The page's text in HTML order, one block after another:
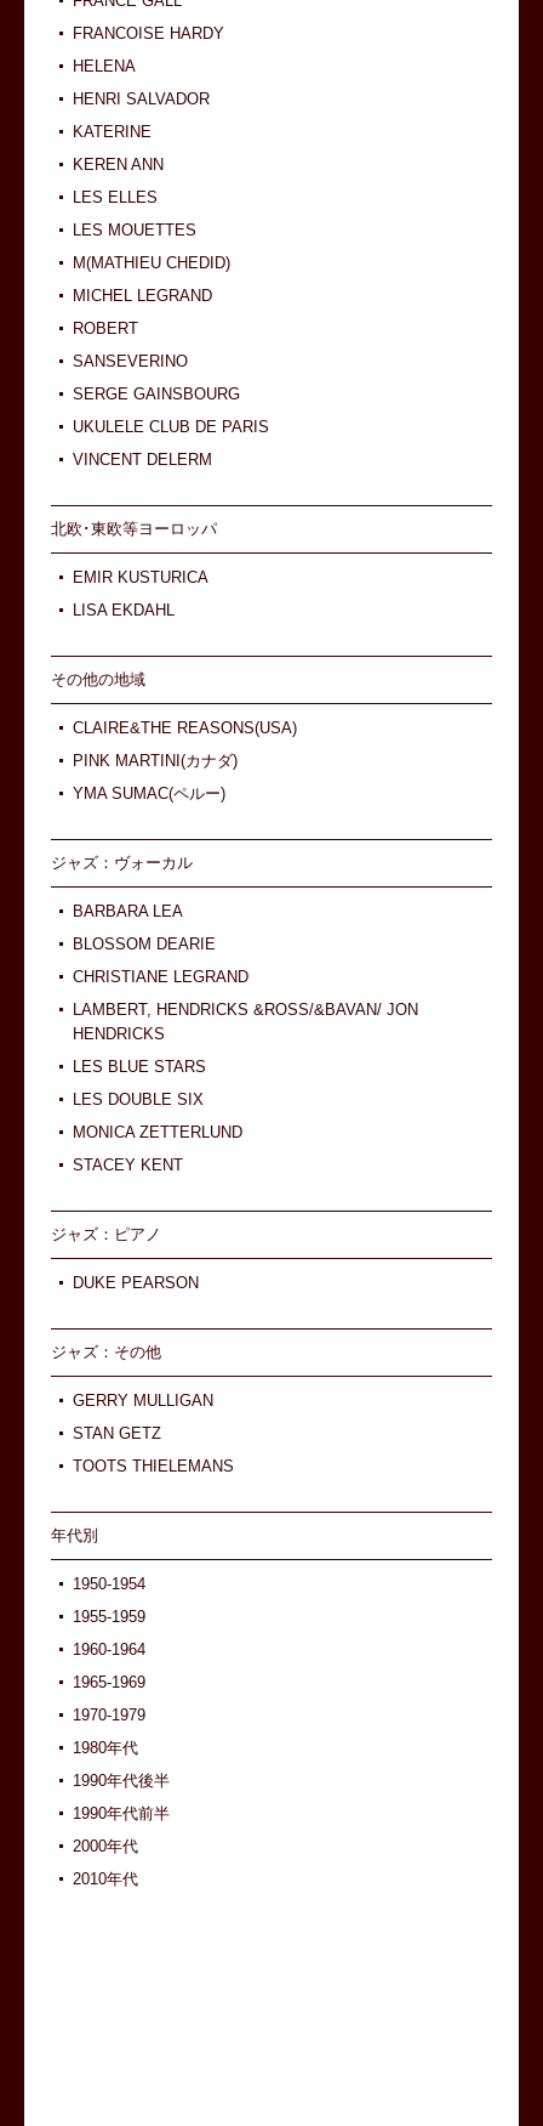
FRANCOISE HARDY
HELENA
HENRI SALVADOR
KATERINE
KEREN ANN
LES ELLES
LES MOUETTES
M(MATHIEU CHEDID)
MICHEL LEGRAND
ROBERT
SANSEVERINO
SERGE GAINSBOURG
UKULELE CLUB DE PARIS
VINCENT DELERM
北欧･東欧等ヨーロッパ
EMIR KUSTURICA
LISA EKDAHL
その他の地域
CLAIRE&THE REASONS(USA)
PINK MARTINI(カナダ)
YMA SUMAC(ペルー)
ジャズ：ヴォーカル
BARBARA LEA
BLOSSOM DEARIE
CHRISTIANE LEGRAND
LAMBERT, HENDRICKS &ROSS/&BAVAN/ JON
HENDRICKS
LES BLUE STARS
LES DOUBLE SIX
MONICA ZETTERLUND
STACEY KENT
ジャズ：ピアノ
DUKE PEARSON
ジャズ：その他
GERRY MULLIGAN
STAN GETZ
TOOTS THIELEMANS
年代別
1950-1954
1955-1959
1960-1964
1965-1969
1970-1979
1980年代
1990年代後半
1990年代前半
2000年代
2010年代